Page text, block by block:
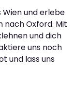
Wien und erlebe
nach Oxford. Mit
und dich
uns noch
und lass uns